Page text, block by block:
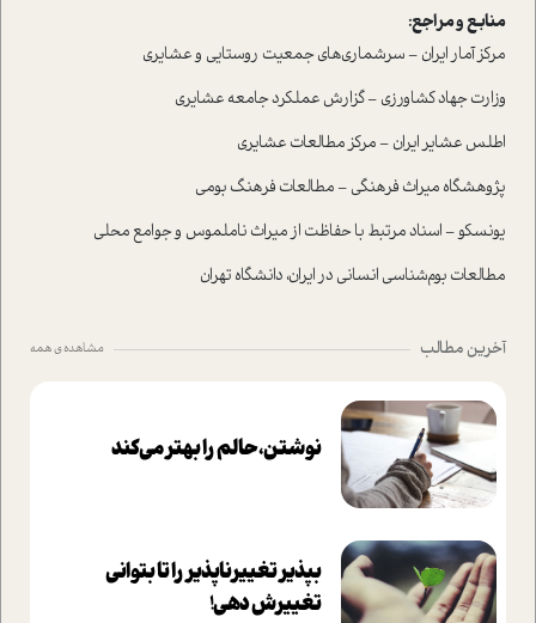
منابع و مراجع:
مرکز آمار ایران – سرشماری‌های جمعیت روستایی و عشایری
وزارت جهاد کشاورزی – گزارش عملکرد جامعه عشایری
اطلس عشایر ایران – مرکز مطالعات عشایری
پژوهشگاه میراث فرهنگی – مطالعات فرهنگ بومی
یونسکو – اسناد مرتبط با حفاظت از میراث ناملموس و جوامع محلی
مطالعات بوم‌شناسی انسانی در ایران، دانشگاه تهران
آخرین مطالب مشاهده ی همه
نوشتن، حالم را بهتر می‌کند
بپذير تغييرناپذير را تا بتواني
تغييرش دهي!‏